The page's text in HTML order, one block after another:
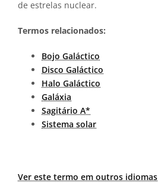
de estrelas nuclear.
Termos relacionados:
Bojo Galáctico
Disco Galáctico
Halo Galáctico
Galáxia
Sagitário A*
Sistema solar
Ver este termo em outros idiomas